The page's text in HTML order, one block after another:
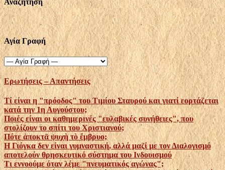
Αγία Γραφή
Ερωτήσεις – Απαντήσεις
Τί είναι η "πρόοδος" του Τιμίου Σταυρού και γιατί εορτάζεται
κατά την 1η Αυγούστου;
Ποιές είναι οι καθημερινές "ευλαβικές συνήθειες", που
στολίζουν το σπίτι του Χριστιανού;
Πότε ἀποκτᾶ ψυχὴ τὸ ἔμβρυο;
Η Γιόγκα δεν είναι γυμναστική, αλλά μαζί με τον Διαλογισμό
αποτελούν θρησκευτικό σύστημα του Ινδουισμού
Τι εννοούμε όταν λέμε "πνευματικός αγώνας";